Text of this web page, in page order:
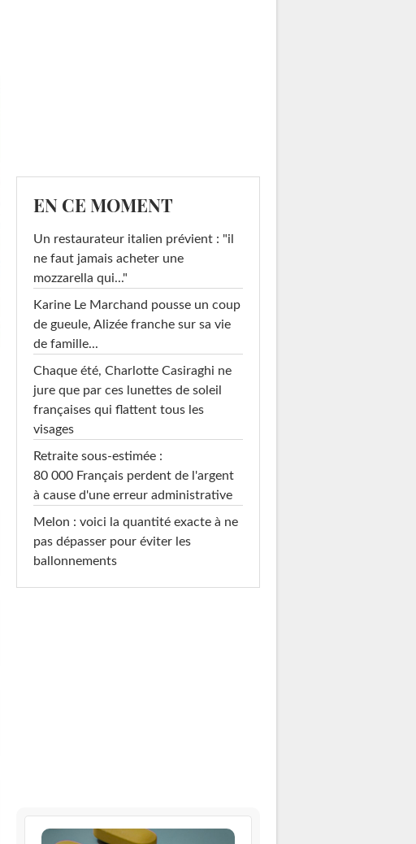
EN CE MOMENT
Un restaurateur italien prévient : "il
ne faut jamais acheter une
mozzarella qui..."
Karine Le Marchand pousse un coup
de gueule, Alizée franche sur sa vie
de famille...
Chaque été, Charlotte Casiraghi ne
jure que par ces lunettes de soleil
françaises qui flattent tous les
visages
Retraite sous-estimée :
80 000 Français perdent de l'argent
à cause d'une erreur administrative
Melon : voici la quantité exacte à ne
pas dépasser pour éviter les
ballonnements